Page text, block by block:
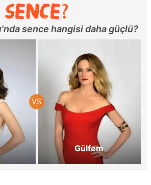
sence hangisi daha güçlü?
Gülfem